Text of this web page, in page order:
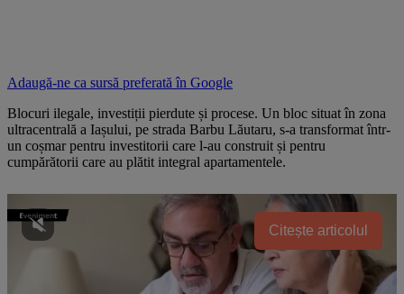
Adaugă-ne ca sursă preferată în Google
Blocuri ilegale, investiții pierdute și procese. Un bloc situat în zona
ultracentrală a Iașului, pe strada Barbu Lăutaru, s-a transformat într-
un coșmar pentru investitorii care l-au construit și pentru
cumpărătorii care au plătit integral apartamentele.
Citește articolul